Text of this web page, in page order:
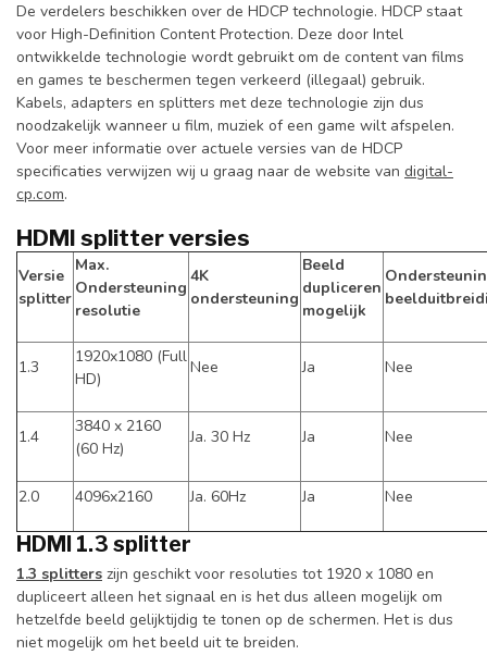
De verdelers beschikken over de HDCP technologie. HDCP staat
voor High-Definition Content Protection. Deze door Intel
ontwikkelde technologie wordt gebruikt om de content van films
en games te beschermen tegen verkeerd (illegaal) gebruik.
Kabels, adapters en splitters met deze technologie zijn dus
noodzakelijk wanneer u film, muziek of een game wilt afspelen.
Voor meer informatie over actuele versies van de HDCP
specificaties verwijzen wij u graag naar de website van digital-
cp.com.
HDMI splitter versies
Versie
splitter
Max.
Ondersteuning
resolutie
4K
ondersteuning
Beeld
dupliceren
mogelijk
1.3
1920x1080 (Full
HD)
Nee Ja Nee
1.4
3840 x 2160
(60 Hz)
Ja. 30 Hz Ja Nee
2.0 4096x2160 Ja. 60Hz Ja Nee
HDMI 1.3 splitter
1.3 splitters zijn geschikt voor resoluties tot 1920 x 1080 en
dupliceert alleen het signaal en is het dus alleen mogelijk om
hetzelfde beeld gelijktijdig te tonen op de schermen. Het is dus
niet mogelijk om het beeld uit te breiden.